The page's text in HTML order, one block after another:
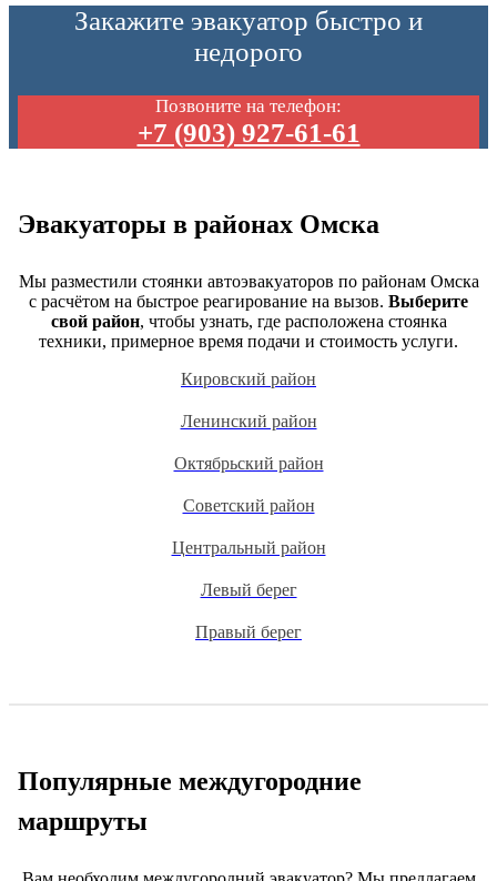
Закажите эвакуатор быстро и
недорого
Позвоните на телефон:
+7 (903) 927-61-61
Эвакуаторы в районах Омска
Мы разместили стоянки автоэвакуаторов по районам Омска
с расчётом на быстрое реагирование на вызов. Выберите
свой район, чтобы узнать, где расположена стоянка
техники, примерное время подачи и стоимость услуги.
Кировский район
Ленинский район
Октябрьский район
Советский район
Центральный район
Левый берег
Правый берег
Популярные междугородние
маршруты